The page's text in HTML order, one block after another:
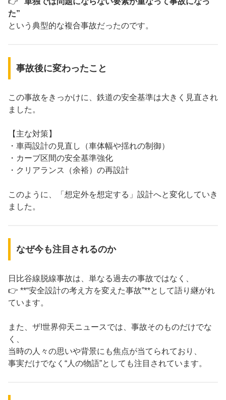
た”
という典型的な複合事故だったのです。
事故後に変わったこと
この事故をきっかけに、鉄道の安全基準は大きく見直され
ました。
【主な対策】
・車両設計の見直し（車体幅や揺れの制御）
・カーブ区間の安全基準強化
・クリアランス（余裕）の再設計
このように、「想定外を想定する」設計へと変化していき
ました。
なぜ今も注目されるのか
日比谷線脱線事故は、単なる過去の事故ではなく、
👉 **“安全設計の考え方を変えた事故”**として語り継がれ
ています。
また、ザ!世界仰天ニュースでは、事故そのものだけでな
く、
当時の人々の思いや背景にも焦点が当てられており、
事実だけでなく“人の物語”としても注目されています。